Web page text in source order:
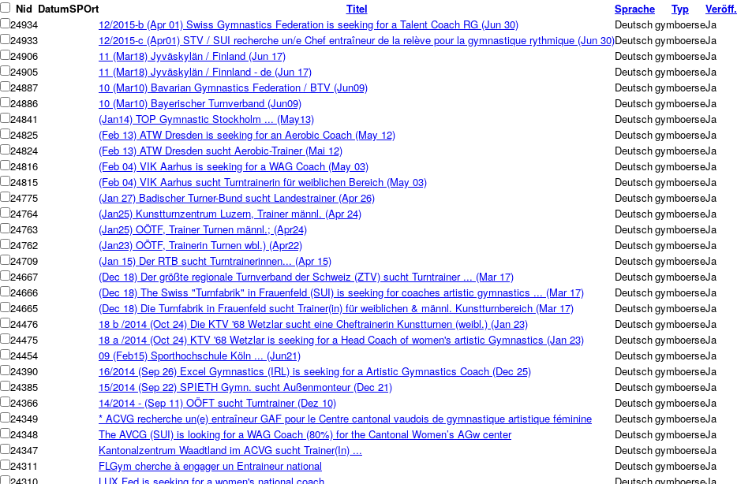
Nid DatumSPOrt Titel Sprache Typ Veröff.
24934
12/2015-b (Apr 01) Swiss Gymnastics Federation is seeking for a Talent Coach RG (Jun 30) DeutschgymboerseJa
24933
12/2015-c (Apr01) STV / SUI recherche un/e Chef entraîneur de la relève pour la gymnastique rythmique (Jun 30)DeutschgymboerseJa
24906
11 (Mar18) Jyväskylän / Finland (Jun 17) DeutschgymboerseJa
24905
11 (Mar18) Jyväskylän / Finnland - de (Jun 17) DeutschgymboerseJa
24887
10 (Mar10) Bavarian Gymnastics Federation / BTV (Jun09) DeutschgymboerseJa
24886
10 (Mar10) Bayerischer Turnverband (Jun09) DeutschgymboerseJa
24841
(Jan14) TOP Gymnastic Stockholm ... (May13) DeutschgymboerseJa
24825
(Feb 13) ATW Dresden is seeking for an Aerobic Coach (May 12) DeutschgymboerseJa
24824
(Feb 13) ATW Dresden sucht Aerobic-Trainer (Mai 12) DeutschgymboerseJa
24816
(Feb 04) VIK Aarhus is seeking for a WAG Coach (May 03) DeutschgymboerseJa
24815
(Feb 04) VIK Aarhus sucht Turntrainerin für weiblichen Bereich (May 03) DeutschgymboerseJa
24775
(Jan 27) Badischer Turner-Bund sucht Landestrainer (Apr 26) DeutschgymboerseJa
24764
(Jan25) Kunstturnzentrum Luzern, Trainer männl. (Apr 24) DeutschgymboerseJa
24763
(Jan25) OÖTF, Trainer Turnen männl.; (Apr24) DeutschgymboerseJa
24762
(Jan23) OÖTF, Trainerin Turnen wbl.) (Apr22) DeutschgymboerseJa
24709
(Jan 15) Der RTB sucht Turntrainerinnen... (Apr 15) DeutschgymboerseJa
24667
(Dec 18) Der größte regionale Turnverband der Schweiz (ZTV) sucht Turntrainer ... (Mar 17) DeutschgymboerseJa
24666
(Dec 18) The Swiss "Turnfabrik" in Frauenfeld (SUI) is seeking for coaches artistic gymnastics ... (Mar 17) DeutschgymboerseJa
24665
(Dec 18) Die Turnfabrik in Frauenfeld sucht Trainer(in) für weiblichen & männl. Kunstturnbereich (Mar 17) DeutschgymboerseJa
24476
18 b /2014 (Oct 24) Die KTV '68 Wetzlar sucht eine Cheftrainerin Kunstturnen (weibl.) (Jan 23) DeutschgymboerseJa
24475
18 a /2014 (Oct 24) KTV '68 Wetzlar is seeking for a Head Coach of women's artistic Gymnastics (Jan 23) DeutschgymboerseJa
24454
09 (Feb15) Sporthochschule Köln ... (Jun21) DeutschgymboerseJa
24390
16/2014 (Sep 26) Excel Gymnastics (IRL) is seeking for a Artistic Gymnastics Coach (Dec 25) DeutschgymboerseJa
24385
15/2014 (Sep 22) SPIETH Gymn. sucht Außenmonteur (Dec 21) DeutschgymboerseJa
24366
14/2014 - (Sep 11) OÖFT sucht Turntrainer (Dez 10) DeutschgymboerseJa
24349
* ACVG recherche un(e) entraîneur GAF pour le Centre cantonal vaudois de gymnastique artistique féminine DeutschgymboerseJa
24348
The AVCG (SUI) is looking for a WAG Coach (80%) for the Cantonal Women’s AGw center DeutschgymboerseJa
24347
Kantonalzentrum Waadtland im ACVG sucht Trainer(In) ... DeutschgymboerseJa
24311
FLGym cherche à engager un Entraineur national DeutschgymboerseJa